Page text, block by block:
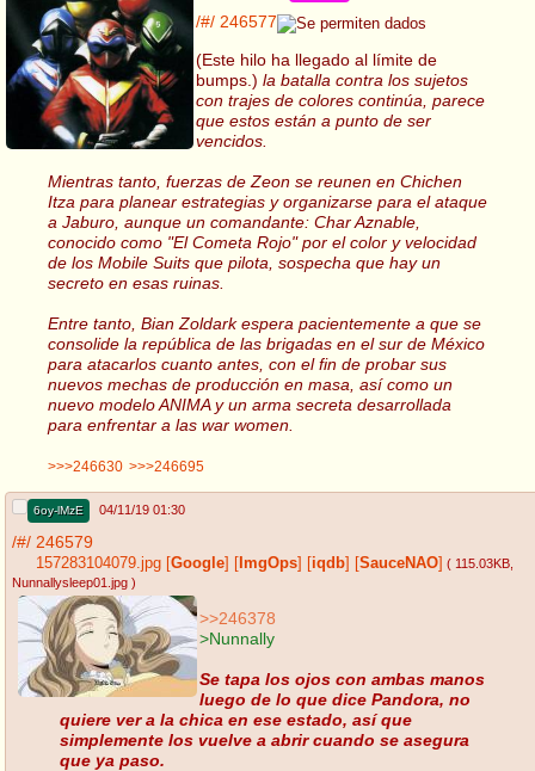
/#/ 246577
(Este hilo ha llegado al límite de
bumps.) la batalla contra los sujetos
con trajes de colores continúa, parece
que estos están a punto de ser
vencidos.
Mientras tanto, fuerzas de Zeon se reunen en Chichen
Itza para planear estrategias y organizarse para el ataque
a Jaburo, aunque un comandante: Char Aznable,
conocido como "El Cometa Rojo" por el color y velocidad
de los Mobile Suits que pilota, sospecha que hay un
secreto en esas ruinas.
Entre tanto, Bian Zoldark espera pacientemente a que se
consolide la república de las brigadas en el sur de México
para atacarlos cuanto antes, con el fin de probar sus
nuevos mechas de producción en masa, así como un
nuevo modelo ANIMA y un arma secreta desarrollada
para enfrentar a las war women.
>>>246630 >>>246695
6oy-lMzE 04/11/19 01:30
/#/ 246579
157283104079.jpg Google ImgOps iqdb SauceNAO ( 115.03KB
Nunnallysleep01.jpg )
>>246378
>Nunnally
Se tapa los ojos con ambas manos
luego de lo que dice Pandora, no
quiere ver a la chica en ese estado, así que
simplemente los vuelve a abrir cuando se asegura
que ya paso.